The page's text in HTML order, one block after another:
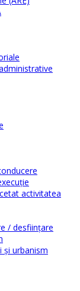
activitatea
/ desființare
şi urbanism